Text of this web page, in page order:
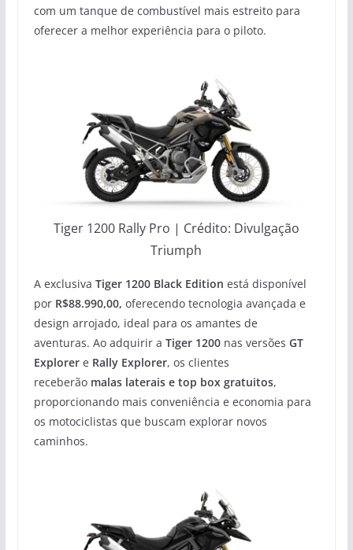
com um tanque de combustível mais estreito para
oferecer a melhor experiência para o piloto.
Tiger 1200 Rally Pro | Crédito: Divulgação
Triumph
A exclusiva Tiger 1200 Black Edition está disponível
porR$88.990,00, oferecendo tecnologia avançada e
design arrojado, ideal para os amantes de
aventuras. Ao adquirir a Tiger 1200 nas versões GT
Explorere Rally Explorer, os clientes
receberão malas laterais e top box gratuitos,
proporcionando mais conveniência e economia para
os motociclistas que buscam explorar novos
caminhos.